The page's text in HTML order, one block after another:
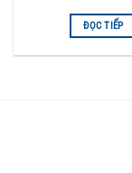
ĐỌC TIẾP